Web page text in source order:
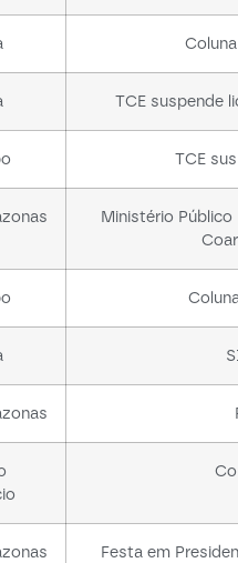
TCE suspende
TCE
Ministério
Festa em